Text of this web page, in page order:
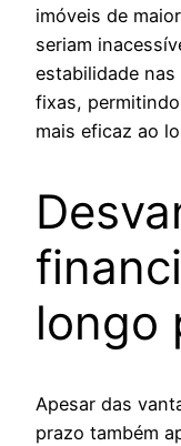
imóveis de
seriam
estabilidade nas
fixas,
mais eficaz ao
longo
Apesar das
prazo também